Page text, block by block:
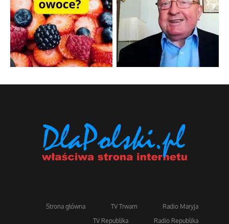
Strona główna TV Trwam
Radio Maryja
TV Republika
Radio Republika